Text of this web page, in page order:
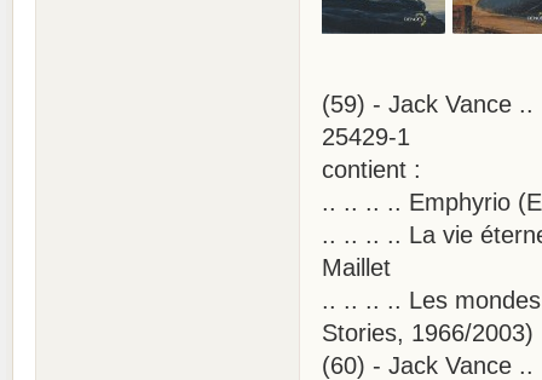
(59) - Jack Vance
25429-1
contient :
.. .. .. .. Emphyrio
.. .. .. .. La vie
Maillet
.. .. .. .. Les
Stories, 1966/
(60) - Jack Vance